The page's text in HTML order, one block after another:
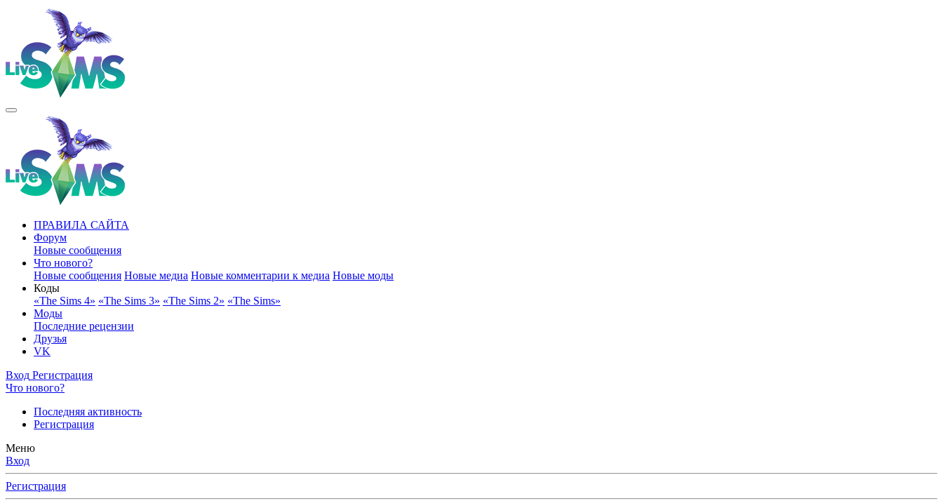
ПРАВИЛА САЙТА
Форум
Новые сообщения
Что нового?
Новые сообщения Новые медиа Новые комментарии к медиа Новые моды
Коды
«The Sims 4» «The Sims 3» «The Sims 2» «The Sims»
Моды
Последние рецензии
Друзья
VK
Вход Регистрация
Что нового?
Последняя активность
Регистрация
Меню
Вход
Регистрация